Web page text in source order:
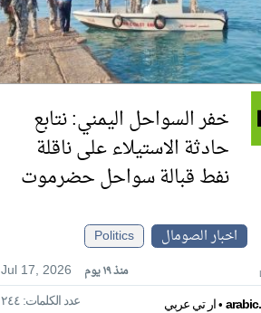
خفر السواحل اليمني: نتابع
حادثة الاستيلاء على ناقلة
نفط قبالة سواحل حضرموت
اخبار الصومال
Politics
Jul 17, 2026
منذ ١٩ يوم
ار تي عربي• عدد الكلمات: ٢٤٤